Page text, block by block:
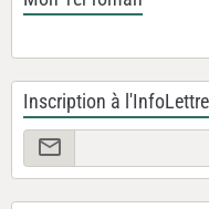
Inscription à l'InfoLettre